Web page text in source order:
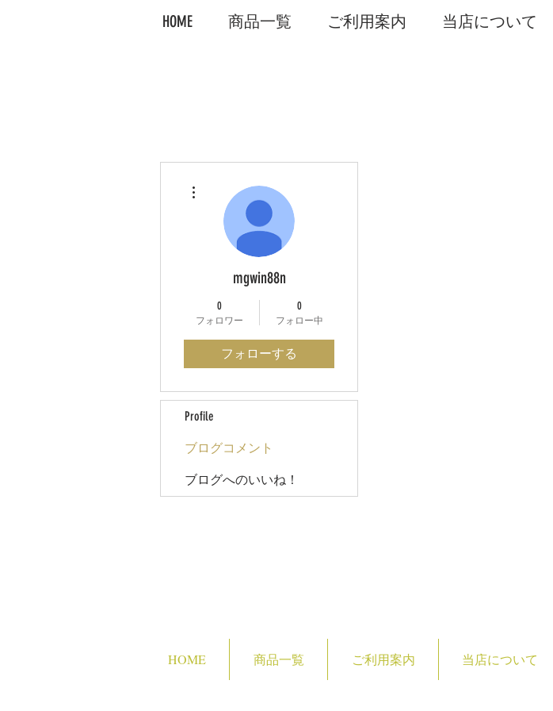
HOME 商品一覧 ご利用案内 当店について
mgwin88n
0
フォロワー
0
フォロー中
フォローする
Profile
ブログコメント
ブログへのいいね！
HOME 商品一覧 ご利用案内 当店について